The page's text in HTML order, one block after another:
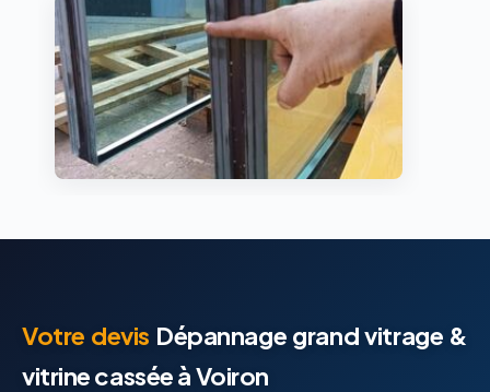
Votre devis Dépannage grand vitrage &
vitrine cassée à Voiron